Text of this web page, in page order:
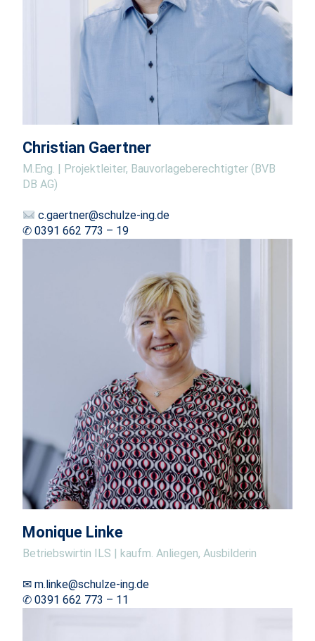
Christian Gaertner
M.Eng. | Projektleiter, Bauvorlageberechtigter (BVB
DB AG)
c.gaertner@schulze-ing.de
✆ 0391 662 773 – 19
Monique Linke
Betriebswirtin ILS | kaufm. Anliegen, Ausbilderin
✉ m.linke@schulze-ing.de
✆ 0391 662 773 – 11